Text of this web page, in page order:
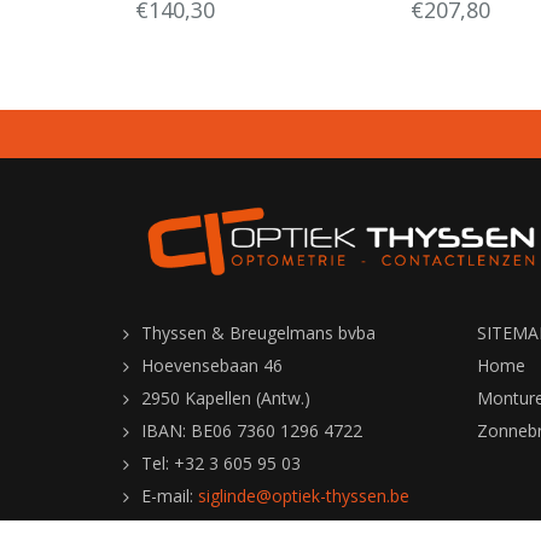
€140,30
€207,80
Thyssen & Breugelmans bvba
Hoevensebaan 46
2950 Kapellen (Antw.)
IBAN: BE06 7360 1296 4722
Tel: +32 3 605 95 03
E-mail: siglinde@optiek-thyssen.be
URL:www.optiek-thyssen.be
Home